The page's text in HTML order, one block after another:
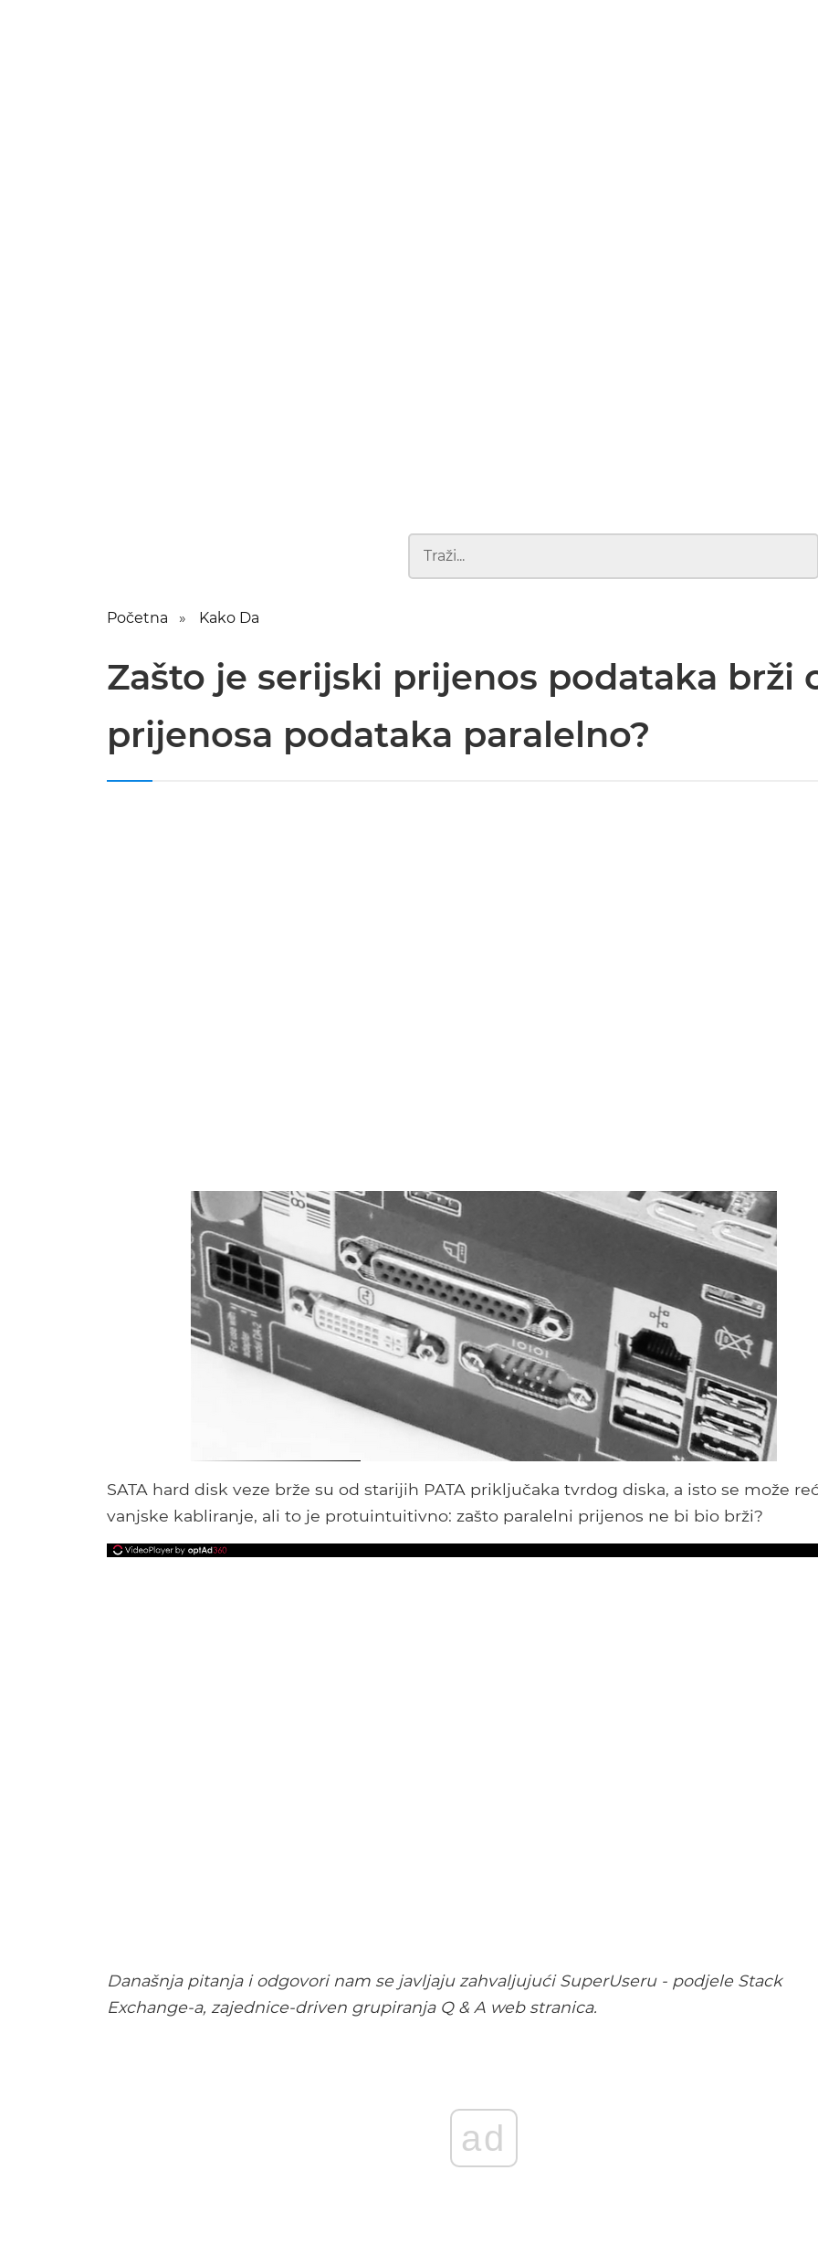
Početna Kako Da
Zašto je serijski prijenos podataka brži
prijenosa podataka paralelno?
SATA hard disk veze brže su od starijih PATA priključaka tvrdog diska, a isto se može
vanjske kabliranje, ali to je protuintuitivno: zašto paralelni prijenos ne bi bio brži?
Današnja pitanja i odgovori nam se javljaju zahvaljujući SuperUseru - podjele Stack
Exchange-a, zajednice-driven grupiranja Q & A web stranica.
ad